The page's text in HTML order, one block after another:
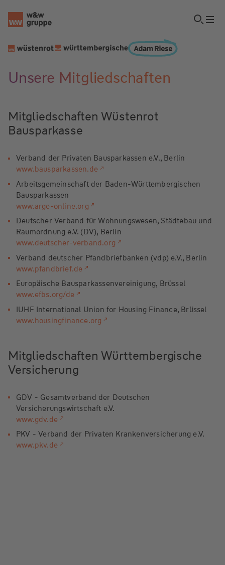
Unsere Mitgliedschaften
Mitgliedschaften Wüstenrot
Bausparkasse
Verband der Privaten Bausparkassen e.V., Berlin
www.bausparkassen.de
Arbeitsgemeinschaft der Baden-Württembergischen
Bausparkassen
www.arge-online.org
Deutscher Verband für Wohnungswesen, Städtebau und
Raumordnung e.V. (DV), Berlin
www.deutscher-verband.org
Verband deutscher Pfandbriefbanken (vdp) e.V., Berlin
www.pfandbrief.de
Europäische Bausparkassenvereinigung, Brüssel
www.efbs.org/de
IUHF International Union for Housing Finance, Brüssel
www.housingfinance.org
Mitgliedschaften Württembergische
Versicherung
GDV - Gesamtverband der Deutschen
Versicherungswirtschaft e.V.
www.gdv.de
PKV - Verband der Privaten Krankenversicherung e.V.
www.pkv.de